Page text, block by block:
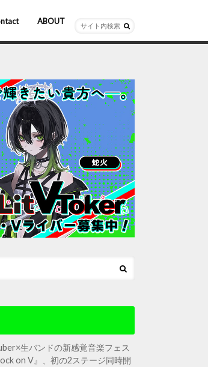
ABOUT
生バンドの新感覚音楽フェス
on V』、初の2ステージ同時開